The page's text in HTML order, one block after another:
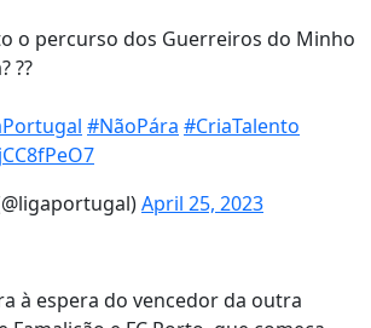
o percurso dos Guerreiros do Minho
??
#NãoPára #CriaTalento
April 25, 2023
à espera do vencedor da outra